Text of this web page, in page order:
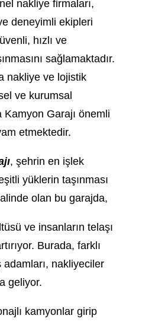
nakliye firmaları,
deneyimli ekipleri
hızlı ve
sağlamaktadır.
nakliye ve lojistik
ve kurumsal
Garajı önemli
etmektedir.
, şehrin en işlek
yüklerin taşınması
olan bu garajda,
ve insanların telaşı
Burada, farklı
nakliyeciler
geliyor.
kamyonlar girip